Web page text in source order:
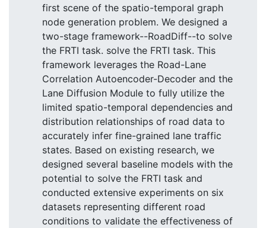
first scene of the spatio-temporal graph
node generation problem. We designed a
two-stage framework--RoadDiff--to solve
the FRTI task. solve the FRTI task. This
framework leverages the Road-Lane
Correlation Autoencoder-Decoder and the
Lane Diffusion Module to fully utilize the
limited spatio-temporal dependencies and
distribution relationships of road data to
accurately infer fine-grained lane traffic
states. Based on existing research, we
designed several baseline models with the
potential to solve the FRTI task and
conducted extensive experiments on six
datasets representing different road
conditions to validate the effectiveness of